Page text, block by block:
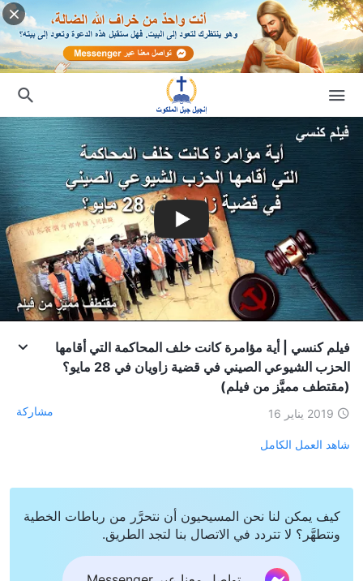
فيلم كنسي | أية مؤامرة كانت خلف المحاكمة التي أقامها
الحزب الشيوعي الصيني في قضية زاويان في 28 مايو؟
(مقتطف مميَّز من فيلم)
2019 يناير 16 مشاركة
شاهد العمل الكامل
كيف يمكن لنا نحن المسيحيون أن نتحرَّر من رباطات الخطية
ونتطهَّر؟ لا تتردد في الاتصال بنا لتجد الطريق.